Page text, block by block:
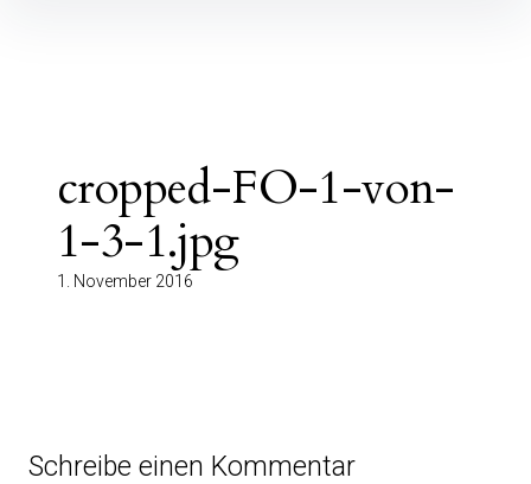
cropped-FO-1-von-
1-3-1.jpg
1. November 2016
Schreibe einen Kommentar